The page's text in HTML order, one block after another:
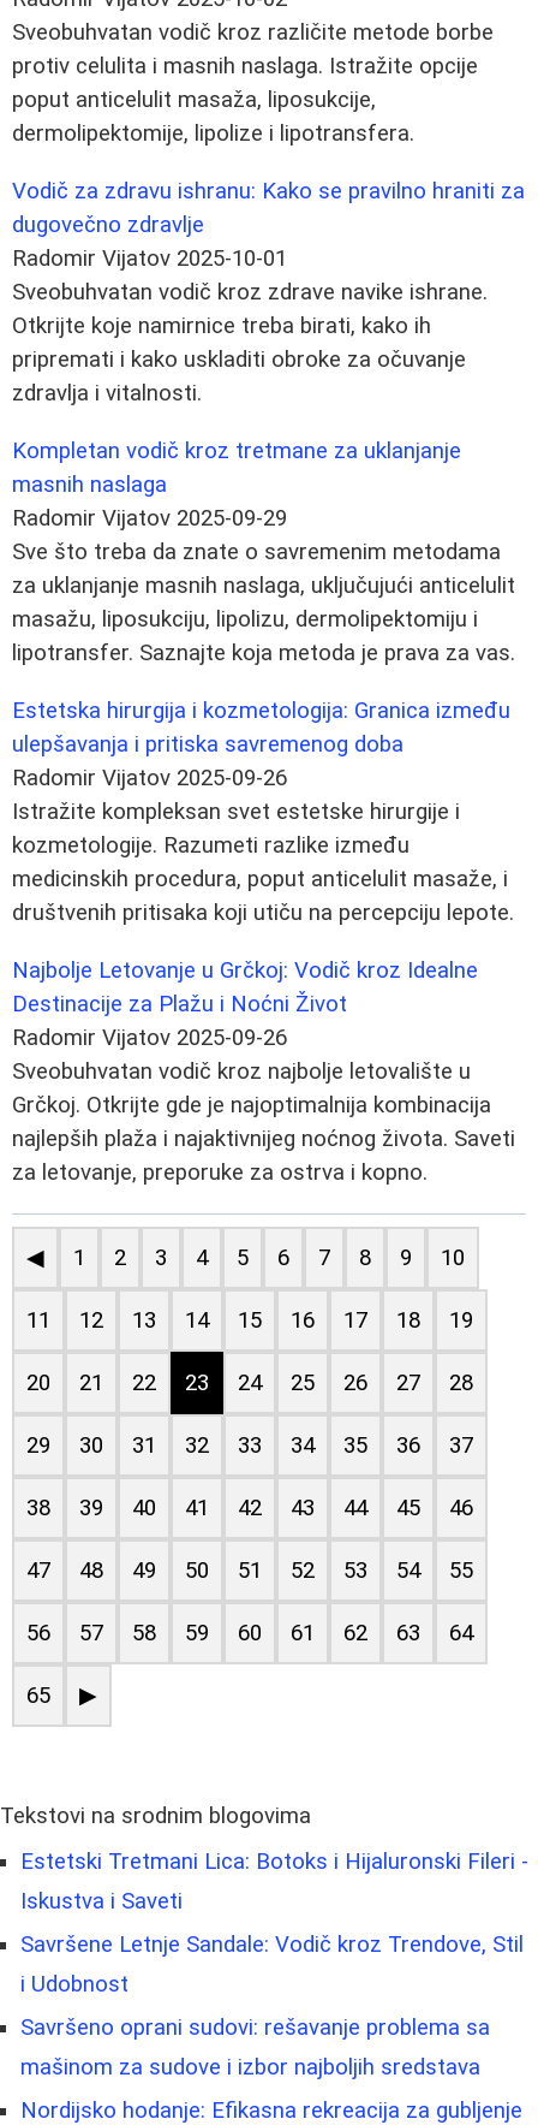
Sveobuhvatan vodič kroz različite metode borbe
protiv celulita i masnih naslaga. Istražite opcije
poput anticelulit masaža, liposukcije,
dermolipektomije, lipolize i lipotransfera.
Vodič za zdravu ishranu: Kako se pravilno hraniti za
dugovečno zdravlje
Radomir Vijatov 2025-10-01
Sveobuhvatan vodič kroz zdrave navike ishrane.
Otkrijte koje namirnice treba birati, kako ih
pripremati i kako uskladiti obroke za očuvanje
zdravlja i vitalnosti.
Kompletan vodič kroz tretmane za uklanjanje
masnih naslaga
Radomir Vijatov 2025-09-29
Sve što treba da znate o savremenim metodama
za uklanjanje masnih naslaga, uključujući anticelulit
masažu, liposukciju, lipolizu, dermolipektomiju i
lipotransfer. Saznajte koja metoda je prava za vas.
Estetska hirurgija i kozmetologija: Granica između
ulepšavanja i pritiska savremenog doba
Radomir Vijatov 2025-09-26
Istražite kompleksan svet estetske hirurgije i
kozmetologije. Razumeti razlike između
medicinskih procedura, poput anticelulit masaže, i
društvenih pritisaka koji utiču na percepciju lepote.
Najbolje Letovanje u Grčkoj: Vodič kroz Idealne
Destinacije za Plažu i Noćni Život
Radomir Vijatov 2025-09-26
Sveobuhvatan vodič kroz najbolje letovalište u
Grčkoj. Otkrijte gde je najoptimalnija kombinacija
najlepših plaža i najaktivnijeg noćnog života. Saveti
za letovanje, preporuke za ostrva i kopno.
◀ 1 2 3 4 5 6 7 8 9 10
11 12 13 14 15 16 17 18 19
20 21 22 23 24 25 26 27 28
29 30 31 32 33 34 35 36 37
38 39 40 41 42 43 44 45 46
47 48 49 50 51 52 53 54 55
56 57 58 59 60 61 62 63 64
65 ▶
Tekstovi na srodnim blogovima
Estetski Tretmani Lica: Botoks i Hijaluronski Fileri -
Iskustva i Saveti
Savršene Letnje Sandale: Vodič kroz Trendove, Stil
i Udobnost
Savršeno oprani sudovi: rešavanje problema sa
mašinom za sudove i izbor najboljih sredstava
Nordijsko hodanje: Efikasna rekreacija za gubljenje